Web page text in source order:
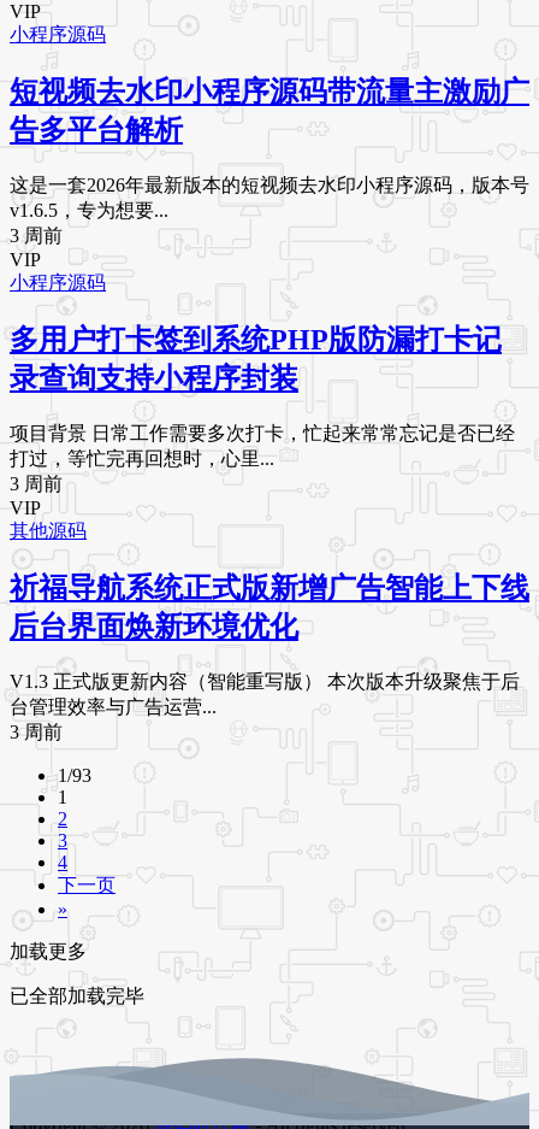
VIP
小程序源码
短视频去水印小程序源码带流量主激励广
告多平台解析
这是一套2026年最新版本的短视频去水印小程序源码，版本号
v1.6.5，专为想要...
3 周前
VIP
小程序源码
多用户打卡签到系统PHP版防漏打卡记
录查询支持小程序封装
项目背景 日常工作需要多次打卡，忙起来常常忘记是否已经
打过，等忙完再回想时，心里...
3 周前
VIP
其他源码
祈福导航系统正式版新增广告智能上下线
后台界面焕新环境优化
V1.3 正式版更新内容（智能重写版） 本次版本升级聚焦于后
台管理效率与广告运营...
3 周前
1/93
1
2
3
4
下一页
»
加载更多
已全部加载完毕
Copyright © 2026源码时代网- All rights reserved